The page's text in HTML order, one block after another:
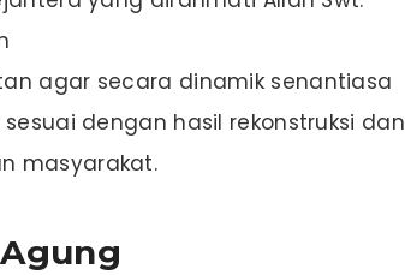
agar secara dinamik senantiasa
dengan hasil rekonstruksi dan
masyarakat.